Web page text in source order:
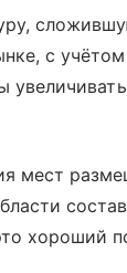
с
мест
хороший